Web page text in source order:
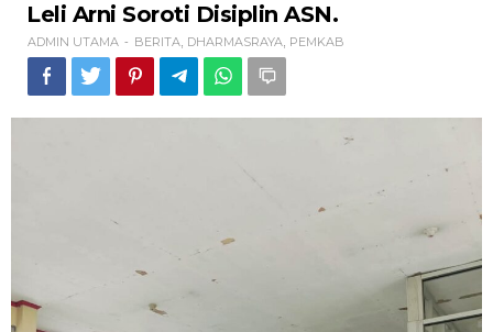
Leli
Arni
Soroti
Disiplin
ASN.
Leli Arni Soroti Disiplin ASN.
ADMIN UTAMA - BERITA DHARMASRAYA PEMKAB